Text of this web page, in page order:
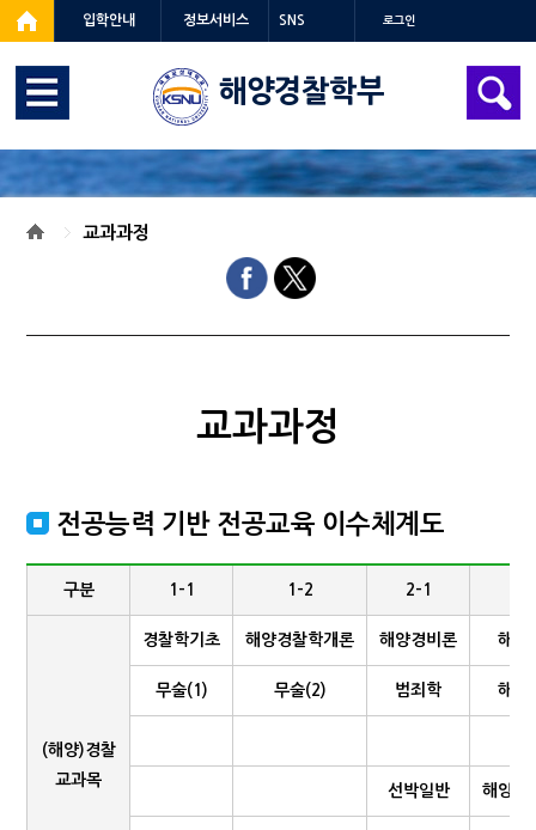
입학안내 정보서비스 SNS 로그인
해양경찰학부
교과과정
교과과정
전공능력 기반 전공교육 이수체계도
구분 1-1 1-2 2-1
(해양)경찰
교과목
경찰학기초 해양경찰학개론 해양경비론 해양
무술(1) 무술(2) 범죄학 해양
선박일반 해양오